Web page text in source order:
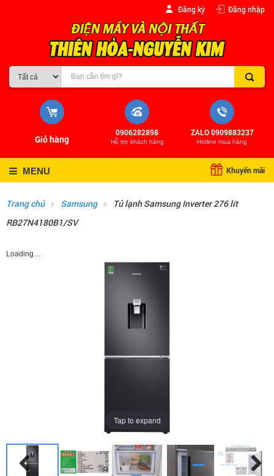
Đăng ký Đăng nhập
ZALO 0909883237
Hotline mua hàng
0906282898
Hỗ trợ khách hàng
Giỏ hàng
Khuyến mãi
MENU
Trang chủ Samsung
Tủ lạnh Samsung Inverter 276 lít
RB27N4180B1/SV
Loading…
Tap to expand